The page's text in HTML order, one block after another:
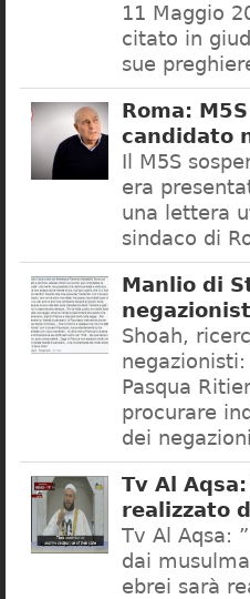
11 Maggio
citato in
sue
Roma:
candidato
Il M5S
era
una lettera
sindaco di
Manlio di
Shoah,
Pasqua
procurare
dei
Tv Al
realizzato
Tv Al Aqsa:
dai
ebrei sarà